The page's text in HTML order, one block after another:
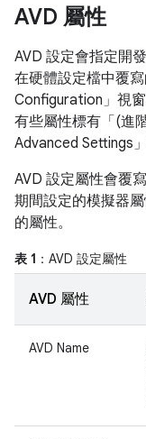
AVD 屬性
AVD 設定會指定開
在硬體設定檔中覆
Configuration」 視
有些屬性標有「(進階
Advanced Settings」
AVD 設定屬性會覆
期間設定的模擬器
的屬性。
表 1 ：AVD 設定屬性
AVD 屬性
AVD Name